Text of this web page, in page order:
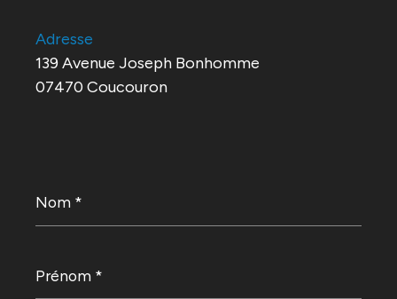
Adresse
139 Avenue Joseph Bonhomme
07470 Coucouron
*
*